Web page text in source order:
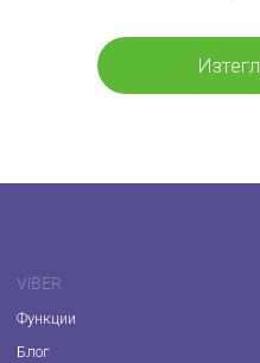
VIBER
Функции
Блог